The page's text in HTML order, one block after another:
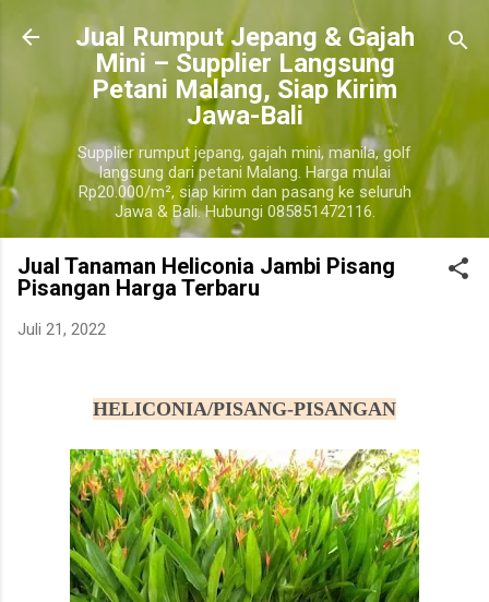
Langsung ke konten utama
​Jual Rumput Jepang & Gajah
Mini – Supplier Langsung
Petani Malang, Siap Kirim
Jawa-Bali
Supplier rumput jepang, gajah mini, manila, golf
langsung dari petani Malang. Harga mulai
Rp20.000/m², siap kirim dan pasang ke seluruh
Jawa & Bali. Hubungi 085851472116.
Jual Tanaman Heliconia Jambi Pisang
Pisangan Harga Terbaru
Juli 21, 2022
HELICONIA/PISANG-PISANGAN